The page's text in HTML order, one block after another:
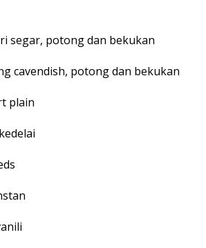
segar, potong dan bekukan
cavendish, potong dan bekukan
plain